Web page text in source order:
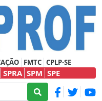
FMTC CPLP-SE
SPRA SPM SPE